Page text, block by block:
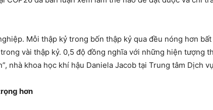
Mỗi thập kỷ trong bốn thập kỷ qua đều nóng hơn
vài thập kỷ. 0,5 độ đồng nghĩa với những hiện tượng
nhà khoa học khí hậu Daniela Jacob tại Trung tâm Dịch
hơn